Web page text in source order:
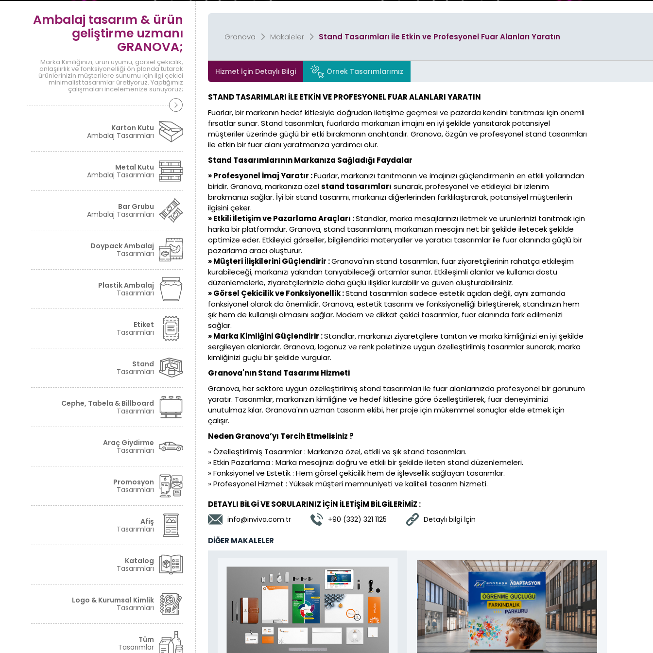
Tasarımları
Afiş
Tasarımları Tasarımları
Logo & Kurumsal Kimlik
Tasarımları
©2024 Granova'ya ait olup izinsiz kullanımı hukuki yaptırıma tabidir.
Etiket
Cephe, Tabela & Billboard
Araç Giydirme
Tasarımları
Promosyon
Tasarımları
Tasarımları
Katalog
Tasarımları
Logo & Kurumsal Kimlik
Tasarımları
İletişime
Ambalaj tasarım & ürün
geliştirme uzmanı
GRANOVA;
Marka Kimliğinizi; ürün uyumu, görsel çekicilik,
anlaşılırlık ve fonksiyonelliği ön planda tutarak
ürünlerinizin müşterilere sunumu için ilgi çekici
minimalist tasarımlar üretiyoruz. Yaptığımız
çalışmaları incelemenize sunuyoruz;
Karton Kutu
Ambalaj Tasarımları
Metal Kutu
Ambalaj Tasarımları
Bar Grubu
Ambalaj Tasarımları
Doypack Ambalaj
Tasarımları
Plastik Ambalaj
Tasarımları
Etiket
Tasarımları
Stand
Tasarımları
Cephe, Tabela & Billboard
Tasarımları
Araç Giydirme
Tasarımları
Promosyon
Tasarımları
Afiş
Tasarımları
Katalog
Tasarımları
Logo & Kurumsal Kimlik
Tasarımları
Tüm
Tasarımlar
Granova Makaleler Stand Tasarımları ile Etkin ve Profesyonel Fuar Alanları Yaratın
Hizmet İçin Detaylı Bilgi Örnek Tasarımlarımız
STAND TASARIMLARI İLE ETKİN VE PROFESYONEL FUAR ALANLARI YARATIN
Fuarlar, bir markanın hedef kitlesiyle doğrudan iletişime geçmesi ve pazarda kendini tanıtması için önemli
fırsatlar sunar. Stand tasarımları, fuarlarda markanızın imajını en iyi şekilde yansıtarak potansiyel
müşteriler üzerinde güçlü bir etki bırakmanın anahtarıdır. Granova, özgün ve profesyonel stand tasarımları
ile etkin bir fuar alanı yaratmanıza yardımcı olur.
Stand Tasarımlarının Markanıza Sağladığı Faydalar
» Profesyonel İmaj Yaratır :Fuarlar, markanızı tanıtmanın ve imajınızı güçlendirmenin en etkili yollarından
biridir. Granova, markanıza özelstand tasarımları sunarak, profesyonel ve etkileyici bir izlenim
bırakmanızı sağlar. İyi bir stand tasarımı, markanızı diğerlerinden farklılaştırarak, potansiyel müşterilerin
ilgisini çeker.
» Etkili İletişim ve Pazarlama Araçları :Standlar, marka mesajlarınızı iletmek ve ürünlerinizi tanıtmak için
harika bir platformdur. Granova, stand tasarımlarını, markanızın mesajını net bir şekilde iletecek şekilde
optimize eder. Etkileyici görseller, bilgilendirici materyaller ve yaratıcı tasarımlar ile fuar alanında güçlü bir
pazarlama aracı oluşturur.
» Müşteri İlişkilerini Güçlendirir :Granova'nın stand tasarımları, fuar ziyaretçilerinin rahatça etkileşim
kurabileceği, markanızı yakından tanıyabileceği ortamlar sunar. Etkileşimli alanlar ve kullanıcı dostu
düzenlemelerle, ziyaretçilerinizle daha güçlü ilişkiler kurabilir ve güven oluşturabilirsiniz.
» Görsel Çekicilik ve Fonksiyonellik :Stand tasarımları sadece estetik açıdan değil, aynı zamanda
fonksiyonel olarak da önemlidir. Granova, estetik tasarımı ve fonksiyonelliği birleştirerek, standınızın hem
şık hem de kullanışlı olmasını sağlar. Modern ve dikkat çekici tasarımlar, fuar alanında fark edilmenizi
sağlar.
» Marka Kimliğini Güçlendirir :Standlar, markanızı ziyaretçilere tanıtan ve marka kimliğinizi en iyi şekilde
sergileyen alanlardır. Granova, logonuz ve renk paletinize uygun özelleştirilmiş tasarımlar sunarak, marka
kimliğinizi güçlü bir şekilde vurgular.
Granova'nın Stand Tasarımı Hizmeti
Granova, her sektöre uygun özelleştirilmiş stand tasarımları ile fuar alanlarınızda profesyonel bir görünüm
yaratır. Tasarımlar, markanızın kimliğine ve hedef kitlesine göre özelleştirilerek, fuar deneyiminizi
unutulmaz kılar. Granova'nın uzman tasarım ekibi, her proje için mükemmel sonuçlar elde etmek için
çalışır.
Neden Granova’yı Tercih Etmelisiniz ?
» Özelleştirilmiş Tasarımlar : Markanıza özel, etkili ve şık stand tasarımları.
» Etkin Pazarlama : Marka mesajınızı doğru ve etkili bir şekilde ileten stand düzenlemeleri.
» Fonksiyonel ve Estetik : Hem görsel çekicilik hem de işlevsellik sağlayan tasarımlar.
» Profesyonel Hizmet : Yüksek müşteri memnuniyeti ve kaliteli tasarım hizmeti.
DETAYLI BİLGİ VE SORULARINIZ İÇİN İLETİŞİM BİLGİLERİMİZ :
info@inviva.com.tr +90 (332) 321 1125 Detaylı bilgi İçin
DİĞER MAKALELER